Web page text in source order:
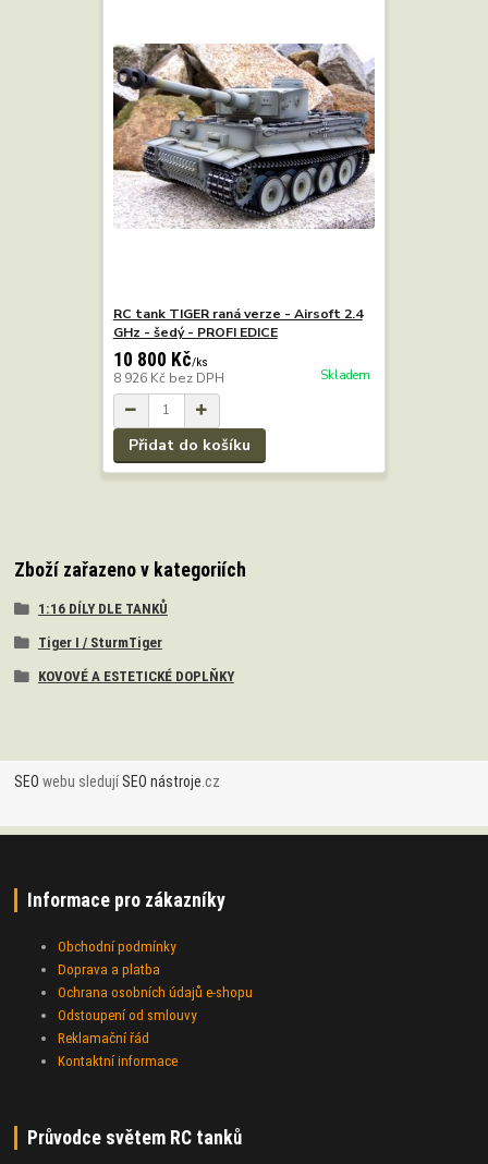
RC tank TIGER raná verze - Airsoft 2.4
GHz - šedý - PROFI EDICE
10 800 Kč/ks
8 926 Kč bez DPH Skladem
Přidat do košíku
Zboží zařazeno v kategoriích
1:16 DÍLY DLE TANKŮ
Tiger I / SturmTiger
KOVOVÉ A ESTETICKÉ DOPLŇKY
SEO webu sledujíSEO nástroje .cz
Informace pro zákazníky
Obchodní podmínky
Doprava a platba
Ochrana osobních údajů e-shopu
Odstoupení od smlouvy
Reklamační řád
Kontaktní informace
Průvodce světem RC tanků